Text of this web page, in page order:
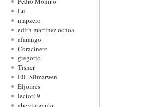
Lu
mapzero
edith martinez ochoa
afarango
Coracinero
gregorio
Tisner
Eli_Silmarwen
Eljoines
lector19
aberriargento